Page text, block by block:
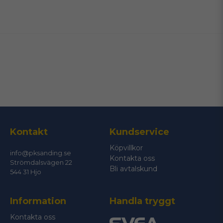
Ja, ni får publicera min fråga
Skicka fråga
Kontakt
info@pksanding.se
Strömdalsvägen 22
544 31 Hjo
Kundservice
Köpvillkor
Kontakta oss
Bli avtalskund
Information
Kontakta oss
Handla tryggt